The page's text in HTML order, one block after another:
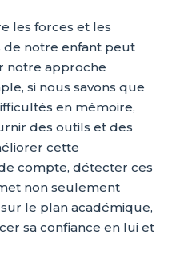
les forces et les
de notre enfant peut
notre approche
si nous savons que
en mémoire,
des outils et des
cette
compte, détecter ces
non seulement
le plan académique,
sa confiance en lui et